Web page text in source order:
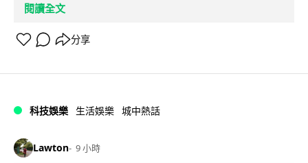
閱讀全文
分享
科技娛樂 生活娛樂 城中熱話
Lawton 9 小時